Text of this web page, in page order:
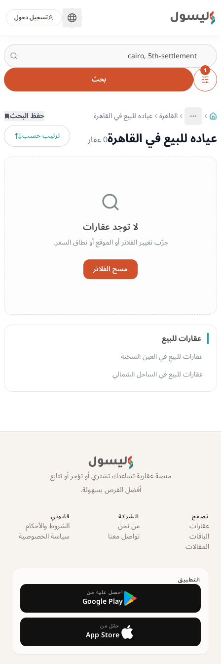
ليسول تسجيل دخول
1
بحث
More
عرض المزيد من المسارات
القاهرة عياده للبيع في القاهرة حفظ البحث
عياده للبيع في القاهرة0عقار ترتيب حسب
لا توجد عقارات
جرّب تغيير الفلاتر أو الموقع أو نطاق السعر.
مسح الفلاتر
عقارات للبيع
عقارات للبيع في العين السخنة
عقارات للبيع في الساحل الشمالي
ليسول
منصة عقارية تساعدك تشتري أو تؤجر أو تتابع
أفضل الفرص بسهولة.
تصفح
عقارات
الباقات
المقالات
الشركة
من نحن
تواصل معنا
قانوني
الشروط والأحكام
سياسة الخصوصية
التطبيق
احصل عليه من
Google Play
حمّل من
App Store